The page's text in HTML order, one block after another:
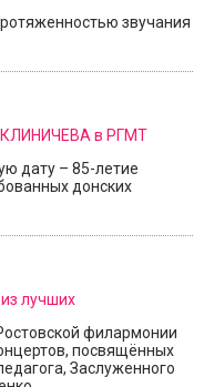
звучания
в РГМТ
дату – 85-летие
донских
лучших
филармонии
посвящённых
Заслуженного